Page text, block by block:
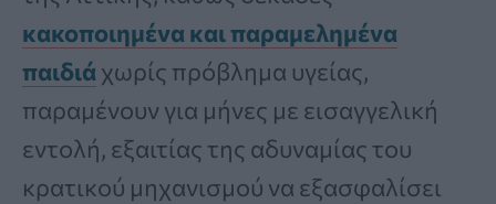
κακοποιημένα και παραμελημένα
παιδιά χωρίς πρόβλημα υγείας,
παραμένουν για μήνες με εισαγγελική
εντολή, εξαιτίας της αδυναμίας του
κρατικού μηχανισμού να εξασφαλίσει